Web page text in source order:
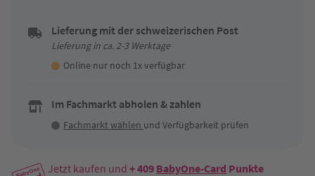
Lieferung mit der schweizerischen Post
Lieferung in ca. 2-3 Werktage
Online nur noch 1x verfügbar
Im Fachmarkt abholen & zahlen
Fachmarkt wählen und Verfügbarkeit prüfen
Jetzt kaufen und + 409 BabyOne-Card Punkte